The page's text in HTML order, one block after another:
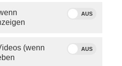
AUS
(wenn
AUS